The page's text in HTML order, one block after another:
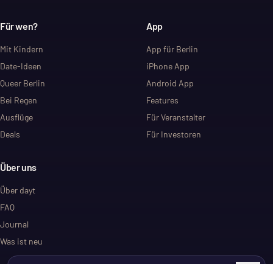
Für wen?
Mit Kindern
Date-Ideen
Queer Berlin
Bei Regen
Ausflüge
Deals
App
App für Berlin
iPhone App
Android App
Features
Für Veranstalter
Für Investoren
Über uns
Über dayt
FAQ
Journal
Was ist neu